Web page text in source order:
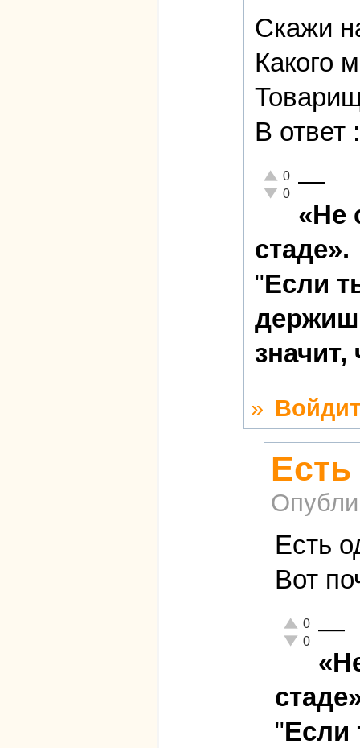
Скажи
Какого
В
Отлично!
0
Неадекватно!
0 —
«Не
стаде».
"Если
»
Есть
Вот
Отлично!
0
Неадекватно!
0 —
"Если